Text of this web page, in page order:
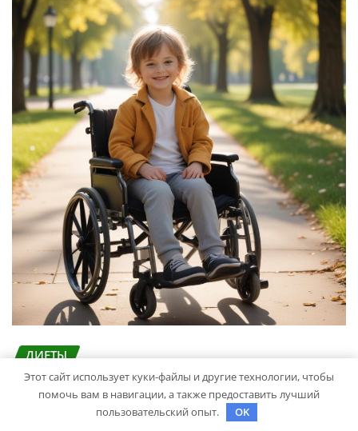
ДИЕТЫ
Детские инвалидные кресла-коляски
с ручным приводом
Этот сайт использует куки-файлы и другие технологии, чтобы
помочь вам в навигации, а также предоставить лучший
пользовательский опыт.
OK